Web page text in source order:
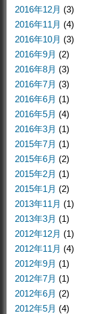
2016年12月 (3)
2016年11月 (4)
2016年10月 (3)
2016年9月 (2)
2016年8月 (3)
2016年7月 (3)
2016年6月 (1)
2016年5月 (4)
2016年3月 (1)
2015年7月 (1)
2015年6月 (2)
2015年2月 (1)
2015年1月 (2)
2013年11月 (1)
2013年3月 (1)
2012年12月 (1)
2012年11月 (4)
2012年9月 (1)
2012年7月 (1)
2012年6月 (2)
2012年5月 (4)